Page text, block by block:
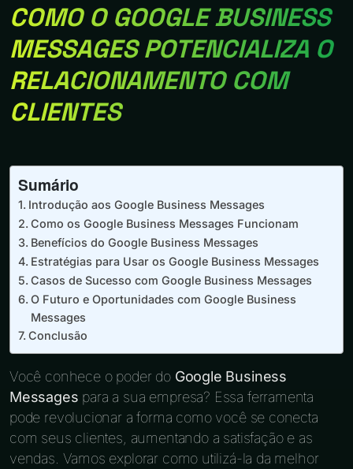
COMO O GOOGLE BUSINESS
MESSAGES POTENCIALIZA O
RELACIONAMENTO COM
CLIENTES
Sumário
Introdução aos Google Business Messages
Como os Google Business Messages Funcionam
Benefícios do Google Business Messages
Estratégias para Usar os Google Business Messages
Casos de Sucesso com Google Business Messages
O Futuro e Oportunidades com Google Business
Messages
Conclusão
Você conhece o poder do Google Business
Messages para a sua empresa? Essa ferramenta
pode revolucionar a forma como você se conecta
com seus clientes, aumentando a satisfação e as
vendas. Vamos explorar como utilizá-la da melhor